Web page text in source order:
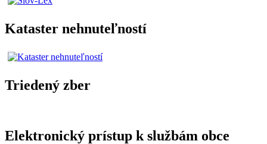
Kataster nehnuteľností
Triedený zber
Elektronický prístup k službám obce